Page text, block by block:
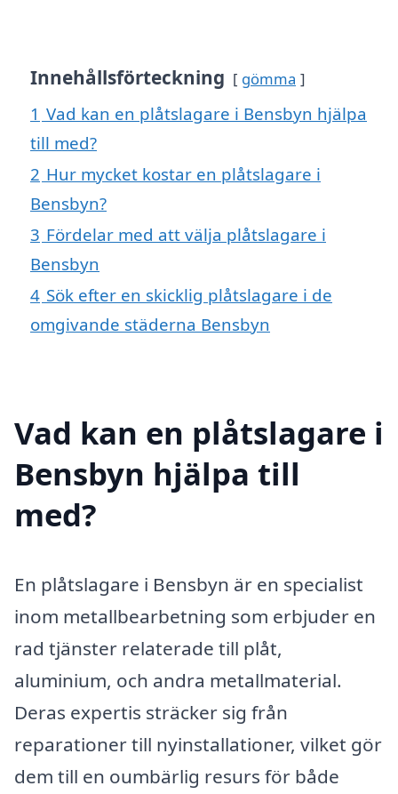
Innehållsförteckning gömma
1 Vad kan en plåtslagare i Bensbyn hjälpa
till med?
2 Hur mycket kostar en plåtslagare i
Bensbyn?
3 Fördelar med att välja plåtslagare i
Bensbyn
4 Sök efter en skicklig plåtslagare i de
omgivande städerna Bensbyn
Vad kan en plåtslagare i
Bensbyn hjälpa till
med?
En plåtslagare i Bensbyn är en specialist
inom metallbearbetning som erbjuder en
rad tjänster relaterade till plåt,
aluminium, och andra metallmaterial.
Deras expertis sträcker sig från
reparationer till nyinstallationer, vilket gör
dem till en oumbärlig resurs för både